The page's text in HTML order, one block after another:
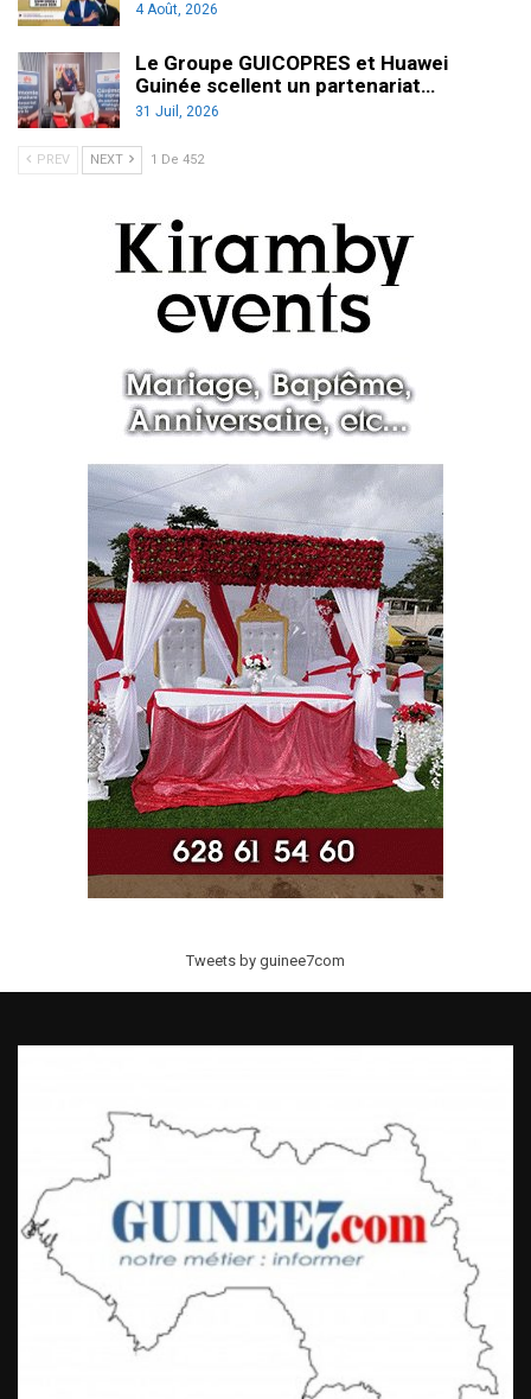
4 Août, 2026
Le Groupe GUICOPRES et Huawei
Guinée scellent un partenariat…
31 Juil, 2026
PREV NEXT 1 De 452
Tweets by guinee7com